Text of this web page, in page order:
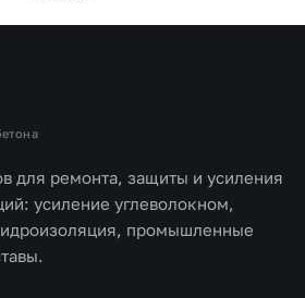
для ремонта, защиты и усиления
усиление углеволокном,
промышленные